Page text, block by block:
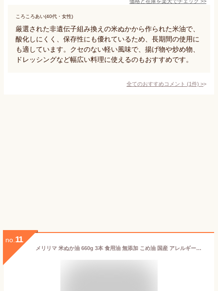
ころころあい(40代・女性)
厳選された非遺伝子組み換えの米ぬかから作られた米油で、
酸化しにくく、保存性にも優れているため、長期間の使用に
も適しています。クセのない軽い風味で、揚げ物や炒め物、
ドレッシングなど幅広い料理に使えるのもおすすめです。
全てのおすすめコメント (1件) >
no. 11
メリリマ 米ぬか油 660g 3本 食用油 無添加 こめ油 国産 アレルギーテスト済